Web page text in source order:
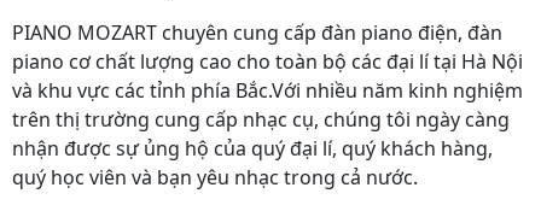
PIANO MOZART chuyên cung cấp đàn piano điện, đàn
piano cơ chất lượng cao cho toàn bộ các đại lí tại Hà Nội
và khu vực các tỉnh phía Bắc.Với nhiều năm kinh nghiệm
trên thị trường cung cấp nhạc cụ, chúng tôi ngày càng
nhận được sự ủng hộ của quý đại lí, quý khách hàng,
quý học viên và bạn yêu nhạc trong cả nước.